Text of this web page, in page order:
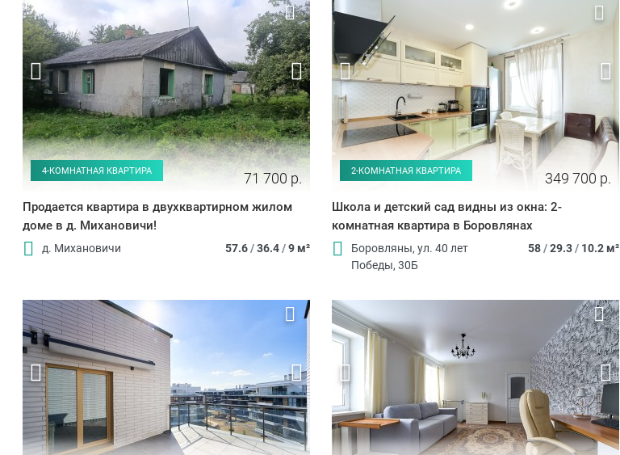
4-КОМНАТНАЯ КВАРТИРА 71 700 р.
Продается квартира в двухквартирном жилом
доме в д. Михановичи!
д. Михановичи 57.6/36.4/9 м²
2-КОМНАТНАЯ КВАРТИРА 349 700 р.
Школа и детский сад видны из окна: 2-
комнатная квартира в Боровлянах
Боровляны, ул. 40 лет
Победы, 30Б
58/29.3/10.2 м²